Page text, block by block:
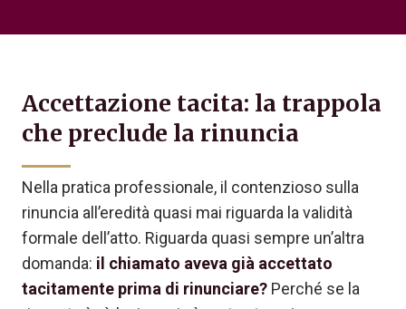
Accettazione tacita: la trappola
che preclude la rinuncia
Nella pratica professionale, il contenzioso sulla
rinuncia all’eredità quasi mai riguarda la validità
formale dell’atto. Riguarda quasi sempre un’altra
domanda: il chiamato aveva già accettato
tacitamente prima di rinunciare? Perché se la